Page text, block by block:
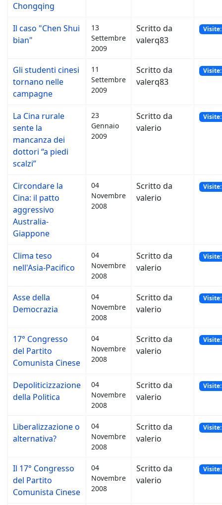
Chongqing
Il caso "Chen Shui
bian"
13
Settembre
2009
Scritto da
valerq83
Gli studenti cinesi
tornano nelle
campagne
11
Settembre
2009
Scritto da
valerq83
La Cina rurale
sente la
mancanza dei
dottori “a piedi
scalzi”
23
Gennaio
2009
Scritto da
valerio
Circondare la
Cina: il patto
aggressivo
Australia-
Giappone
04
Novembre
2008
Scritto da
valerio
Clima teso
nell'Asia-Pacifico
04
Novembre
2008
Scritto da
valerio
Asse della
Democrazia
04
Novembre
2008
Scritto da
valerio
17° Congresso
del Partito
Comunista Cinese
04
Novembre
2008
Scritto da
valerio
Depoliticizzazione
della Politica
04
Novembre
2008
Scritto da
valerio
Liberalizzazione o
alternativa?
04
Novembre
2008
Scritto da
valerio
Il 17° Congresso
del Partito
Comunista Cinese
04
Novembre
2008
Scritto da
valerio